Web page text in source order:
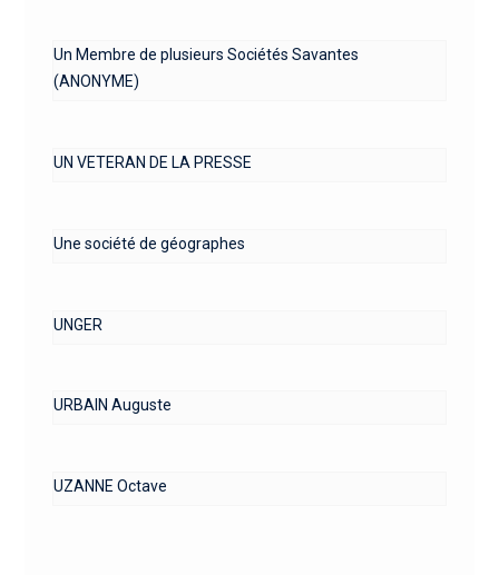
Un Membre de plusieurs Sociétés Savantes
(ANONYME)
UN VETERAN DE LA PRESSE
Une société de géographes
UNGER
URBAIN Auguste
UZANNE Octave